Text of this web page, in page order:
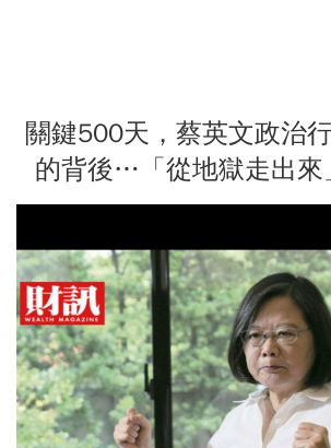
關鍵500天，蔡英文政治
的背後…「從地獄走出來